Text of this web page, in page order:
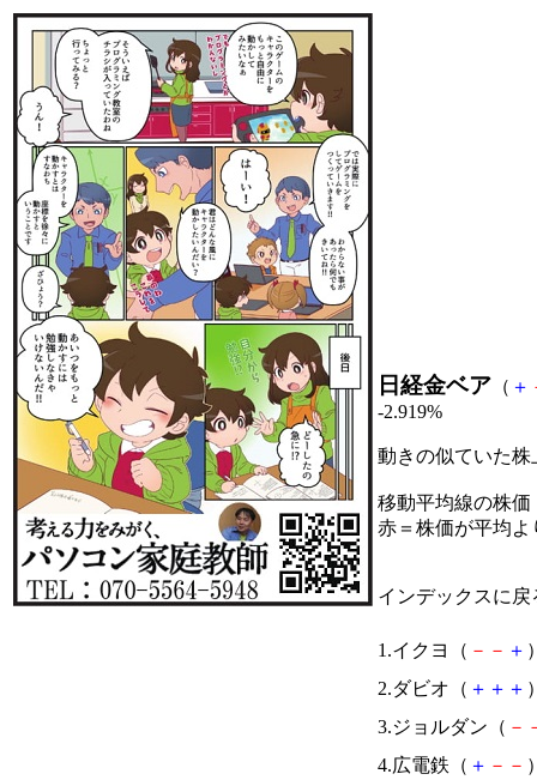
日経金ベア （ ＋
-2.919%
動きの似ていた
移動平均線の株価
赤＝株価が平均
インデックスに戻
1.イクヨ（ － － ＋
2.ダビオ（ ＋ ＋ ＋
3.ジョルダン（ －
4.広電鉄（ ＋ － －